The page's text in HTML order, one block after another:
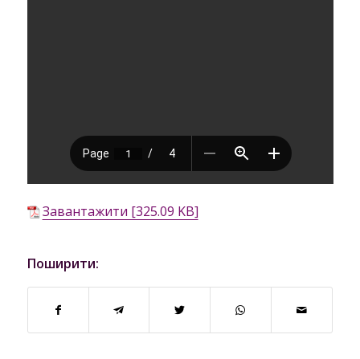
Завантажити [325.09 KB]
Поширити: